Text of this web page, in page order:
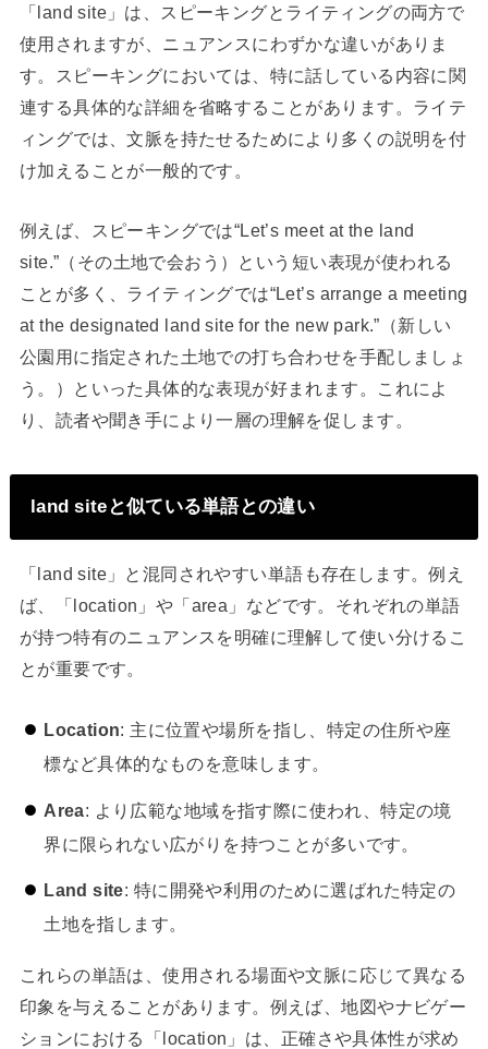
「land site」は、スピーキングとライティングの両方で
使用されますが、ニュアンスにわずかな違いがありま
す。スピーキングにおいては、特に話している内容に関
連する具体的な詳細を省略することがあります。ライテ
ィングでは、文脈を持たせるためにより多くの説明を付
け加えることが一般的です。
例えば、スピーキングでは“Let’s meet at the land
site.”（その土地で会おう）という短い表現が使われる
ことが多く、ライティングでは“Let’s arrange a meeting
at the designated land site for the new park.”（新しい
公園用に指定された土地での打ち合わせを手配しましょ
う。）といった具体的な表現が好まれます。これによ
り、読者や聞き手により一層の理解を促します。
land siteと似ている単語との違い
「land site」と混同されやすい単語も存在します。例え
ば、「location」や「area」などです。それぞれの単語
が持つ特有のニュアンスを明確に理解して使い分けるこ
とが重要です。
Location: 主に位置や場所を指し、特定の住所や座
標など具体的なものを意味します。
Area: より広範な地域を指す際に使われ、特定の境
界に限られない広がりを持つことが多いです。
Land site: 特に開発や利用のために選ばれた特定の
土地を指します。
これらの単語は、使用される場面や文脈に応じて異なる
印象を与えることがあります。例えば、地図やナビゲー
ションにおける「location」は、正確さや具体性が求め